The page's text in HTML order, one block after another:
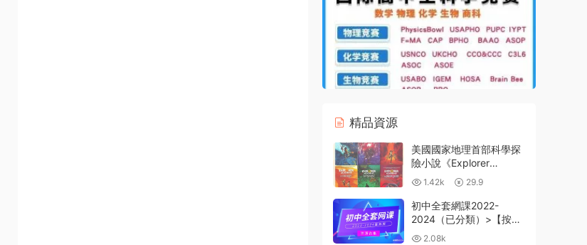
精品資源
美國國家地理首部‮學科‬探
險小說《Explorer
Academy》探險學院7本
PDF+EPUB+MOBI MP3
音頻 660L-690L 百度雲
網盤下載
1.42k 29.9
初中全套網課2022-
2024（已分類）>【按機
構分類】 百度雲網盤下載
2.08k